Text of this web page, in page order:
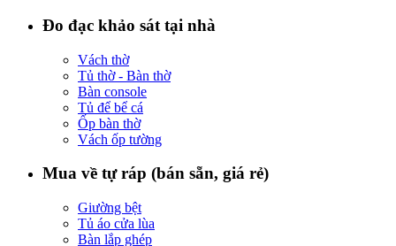
Đo đạc khảo sát tại nhà
Vách thờ
Tủ thờ - Bàn thờ
Bàn console
Tủ để bể cá
Ốp bàn thờ
Vách ốp tường
Mua về tự ráp (bán sẵn, giá rẻ)
Giường bệt
Tủ áo cửa lùa
Bàn lắp ghép